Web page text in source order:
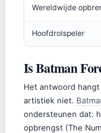
Wereldwijde
Hoofdrolspeler
Is Batman
Het antwoord
artistiek niet.
ondersteunen dat:
opbrengst (The